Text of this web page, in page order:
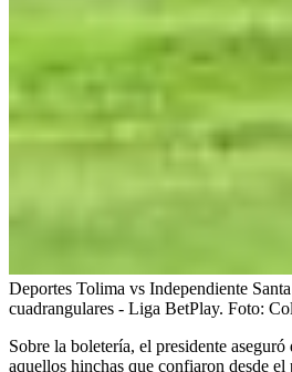
Deportes Tolima vs Independiente
cuadrangulares - Liga BetPlay. Foto:
Sobre la boletería, el presidente
aquellos hinchas que confiaron desde